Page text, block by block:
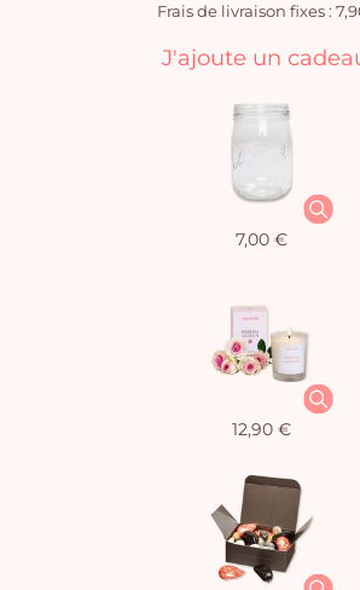
Frais de livraison fixes :
J'ajoute un
7,00 €
12,90 €